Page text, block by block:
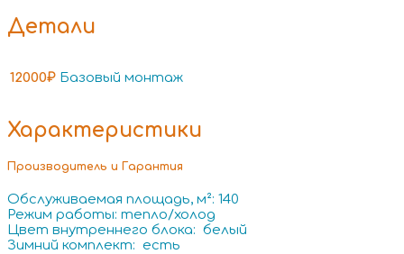
Детали
12000₽ Базовый монтаж
Характеристики
Производитель и Гарантия
Обслуживаемая площадь, м²: 140
Режим работы: тепло/холод
Цвет внутреннего блока: белый
Зимний комплект: есть